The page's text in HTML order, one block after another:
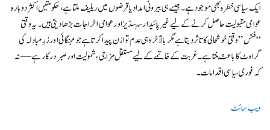
ایک سیاسی خطرہ بھی موجود ہے۔ جیسے ہی بیرونی امداد یا قرضوں میں ریلیف ملتا ہے، حکومتیں اکثر دوبارہ
عوامی مقبولیت حاصل کرنے کے لیے غیر پائیدار سبسڈیز اور عوامی اخراجات بڑھا دیتی ہیں۔ یہ وقتی
“فکس” وقتی خوشحالی کا تاثر دیتا ہے مگر بالآخر وہی عدم توازن پیدا کرتا ہے جو مہنگائی اور زرِ مبادلہ کی
گراوٹ کا باعث بنتا ہے۔ غربت کے خاتمے کے لیے مستقل مزاجی، شمولیت اور صبر درکار ہے — نہ
کہ فوری سیاسی اقدامات۔
ویب سائٹ